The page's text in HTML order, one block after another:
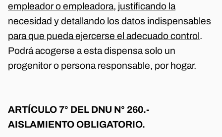
empleador o empleadora, justificando la
necesidad y detallando los datos indispensables
para que pueda ejercerse el adecuado control.
Podrá acogerse a esta dispensa solo un
progenitor o persona responsable, por hogar.
ARTÍCULO 7° DEL DNU N° 260.-
AISLAMIENTO OBLIGATORIO.